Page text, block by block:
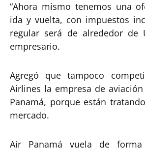
“Ahora mismo tenemos una
ida y vuelta, con impuestos
regular será de alrededor de
empresario.
Agregó que tampoco
Airlines la empresa de
Panamá, porque están
mercado.
Air Panamá vuela de